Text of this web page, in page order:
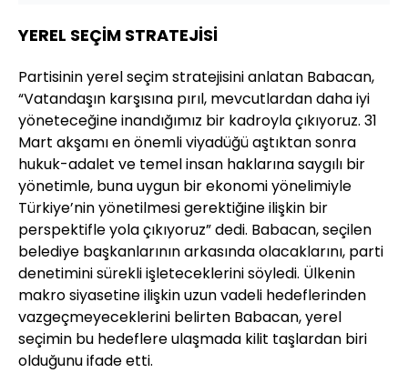
YEREL SEÇİM STRATEJİSİ
Partisinin yerel seçim stratejisini anlatan Babacan,
“Vatandaşın karşısına pırıl, mevcutlardan daha iyi
yöneteceğine inandığımız bir kadroyla çıkıyoruz. 31
Mart akşamı en önemli viyadüğü aştıktan sonra
hukuk-adalet ve temel insan haklarına saygılı bir
yönetimle, buna uygun bir ekonomi yönelimiyle
Türkiye’nin yönetilmesi gerektiğine ilişkin bir
perspektifle yola çıkıyoruz” dedi. Babacan, seçilen
belediye başkanlarının arkasında olacaklarını, parti
denetimini sürekli işleteceklerini söyledi. Ülkenin
makro siyasetine ilişkin uzun vadeli hedeflerinden
vazgeçmeyeceklerini belirten Babacan, yerel
seçimin bu hedeflere ulaşmada kilit taşlardan biri
olduğunu ifade etti.